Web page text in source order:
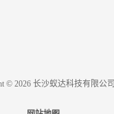
© 2026 长沙蚁达科技有限公司